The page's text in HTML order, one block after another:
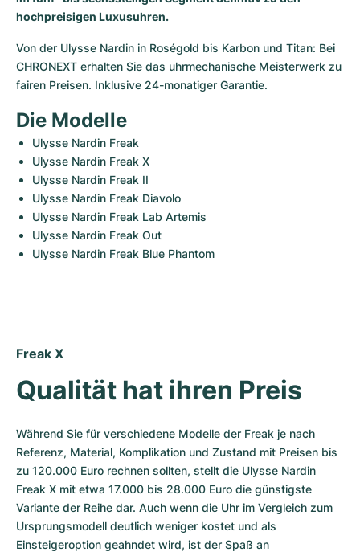
Gebraucht
Damenuhren
Gebraucht
Damenuhren
hochpreisigen Luxusuhren.
Von der Ulysse Nardin in Roségold bis Karbon und Titan: Bei
CHRONEXT erhalten Sie das uhrmechanische Meisterwerk zu
fairen Preisen. Inklusive 24-monatiger Garantie.
Die Modelle
Ulysse Nardin Freak
Ulysse Nardin Freak X
Ulysse Nardin Freak II
Ulysse Nardin Freak Diavolo
Ulysse Nardin Freak Lab Artemis
Ulysse Nardin Freak Out
Ulysse Nardin Freak Blue Phantom
Freak X
Qualität hat ihren Preis
Während Sie für verschiedene Modelle der Freak je nach
Referenz, Material, Komplikation und Zustand mit Preisen bis
zu 120.000 Euro rechnen sollten, stellt die Ulysse Nardin
Freak X mit etwa 17.000 bis 28.000 Euro die günstigste
Variante der Reihe dar. Auch wenn die Uhr im Vergleich zum
Ursprungsmodell deutlich weniger kostet und als
Einsteigeroption geahndet wird, ist der Spaß an